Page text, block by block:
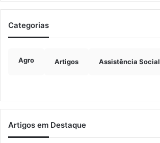
Categorias
Agro Artigos Assistência Social
Artigos em Destaque